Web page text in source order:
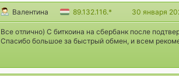
Валентина 89.132.116.* 30 января
Все отлично) С биткоина на сбербанк после
Спасибо большое за быстрый обмен, и всем